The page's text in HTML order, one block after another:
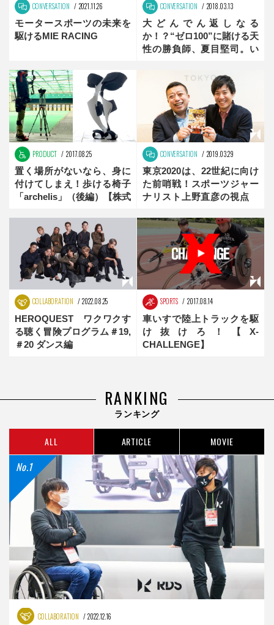
CONVERSATION 2021.11.26
モータースポーツの未来を
駆けるMIE RACING
CONVERSATION 2018.03.13
大どんでん返しなる
か！？“ゼロ100”に賭ける天
性の勝負師、夏目堅司。い
【2018年冬季パラリンピッ
ク注目選手】前編
PRODUCT 2017.08.25
置く場所がないなら、身に
付けてしまえ！歩ける椅子
「archelis」（後編）【株式
CONVERSATION 2019.03.29
東京2020は、22世紀に向け
た前哨戦！スポーツジャー
ナリスト上野直彦の視点
COLLABORATION 2022.08.25
HEROQUEST ワクワクす
る聴く冒険プログラム＃19,
＃20 ダンス編
SPORTS 2017.08.14
車いすで陸上トラックを駆
け抜けろ！【X-
CHALLENGE】
RANKING
ランキング
ALL ARTICLE MOVIE
COLLABORATION 2022.12.16